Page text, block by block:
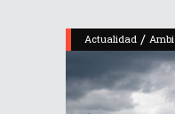
Actualidad /